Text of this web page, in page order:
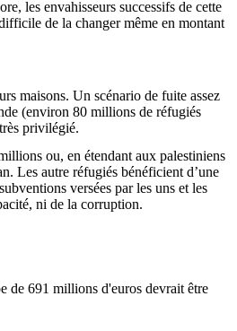
les envahisseurs successifs de cette
de la changer même en montant
maisons. Un scénario de fuite assez
(environ 80 millions de réfugiés
privilégié.
ou, en étendant aux palestiniens
Les autre réfugiés bénéficient d’une
versées par les uns et les
ni de la corruption.
de 691 millions d'euros devrait être